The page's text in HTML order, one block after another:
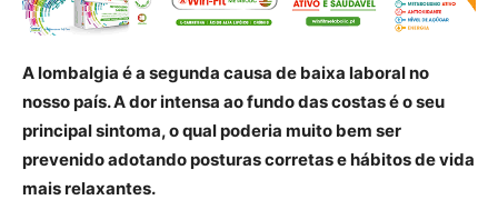
A lombalgia é a segunda causa de baixa laboral no
nosso país. A dor intensa ao fundo das costas é o seu
principal sintoma, o qual poderia muito bem ser
prevenido adotando posturas corretas e hábitos de vida
mais relaxantes.